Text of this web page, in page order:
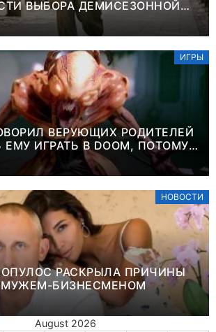
ВЫБОРА ДЕМИСЕЗОННОЙ
ЖЕНСКОГО ПЛАЩА
ИГРЫ
ВЕРУЮЩИХ РОДИТЕЛЕЙ
ИГРАТЬ В DOOM, ПОТОМУ
ИГРА ПРО
НОВОСТИ
РАСКРЫЛА ПРИЧИНЫ
МУЖЕМ-БИЗНЕСМЕНОМ
August 2026